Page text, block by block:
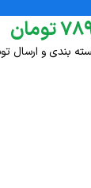
تومان
بندی و ارسال